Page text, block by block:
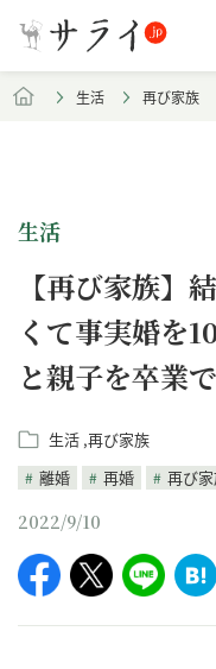
生活 再び家族
生活
【再び家族】
くて事実婚を
と親子を卒業
生活 再び家族
離婚
再婚 再び
2022/9/10